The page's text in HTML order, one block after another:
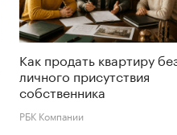
Как продать квартиру
личного присутствия
собственника
РБК Компании